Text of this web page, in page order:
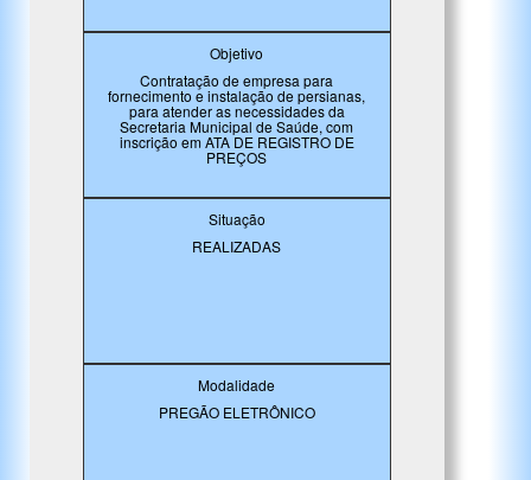
Objetivo
Contratação de empresa para
fornecimento e instalação de persianas,
para atender as necessidades da
Secretaria Municipal de Saúde, com
inscrição em ATA DE REGISTRO DE
PREÇOS
Situação
REALIZADAS
Modalidade
PREGÃO ELETRÔNICO